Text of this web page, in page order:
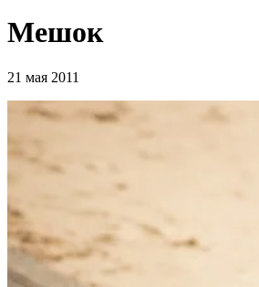
Мешок
21 мая 2011